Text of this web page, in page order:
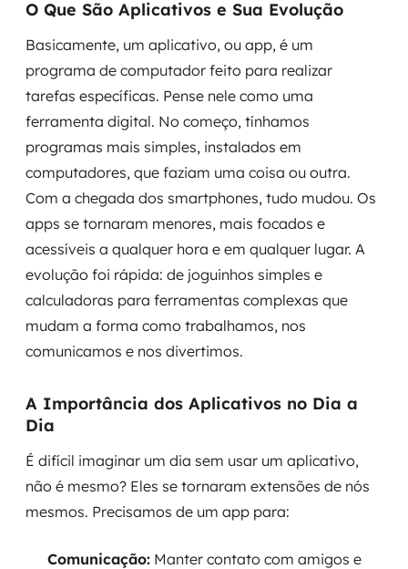
O Que São Aplicativos e Sua Evolução
Basicamente, um aplicativo, ou app, é um
programa de computador feito para realizar
tarefas específicas. Pense nele como uma
ferramenta digital. No começo, tínhamos
programas mais simples, instalados em
computadores, que faziam uma coisa ou outra.
Com a chegada dos smartphones, tudo mudou. Os
apps se tornaram menores, mais focados e
acessíveis a qualquer hora e em qualquer lugar. A
evolução foi rápida: de joguinhos simples e
calculadoras para ferramentas complexas que
mudam a forma como trabalhamos, nos
comunicamos e nos divertimos.
A Importância dos Aplicativos no Dia a
Dia
É difícil imaginar um dia sem usar um aplicativo,
não é mesmo? Eles se tornaram extensões de nós
mesmos. Precisamos de um app para:
Comunicação: Manter contato com amigos e